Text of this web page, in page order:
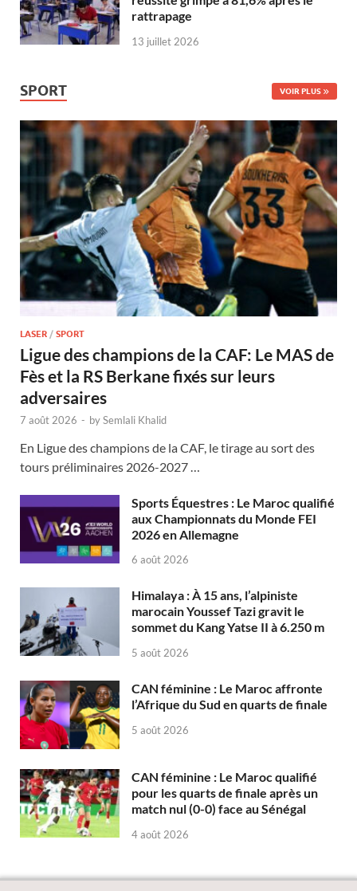
rattrapage
13 juillet 2026
SPORT VOIR PLUS
LASER / SPORT
Ligue des champions de la CAF: Le MAS de
Fès et la RS Berkane fixés sur leurs
adversaires
7 août 2026 - bySemlali Khalid
En Ligue des champions de la CAF, le tirage au sort des
tours préliminaires 2026-2027 …
Sports Équestres : Le Maroc qualifié
aux Championnats du Monde FEI
2026 en Allemagne
6 août 2026
Himalaya : À 15 ans, l’alpiniste
marocain Youssef Tazi gravit le
sommet du Kang Yatse II à 6.250 m
5 août 2026
CAN féminine : Le Maroc affronte
l’Afrique du Sud en quarts de finale
5 août 2026
CAN féminine : Le Maroc qualifié
pour les quarts de finale après un
match nul (0-0) face au Sénégal
4 août 2026